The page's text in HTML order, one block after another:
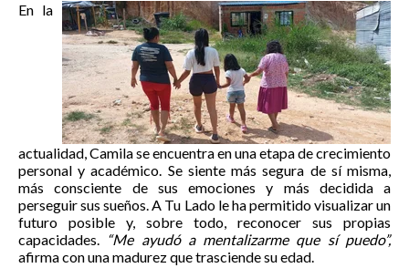
En la
actualidad, Camila se encuentra en una etapa de crecimiento
personal y académico. Se siente más segura de sí misma,
más consciente de sus emociones y más decidida a
perseguir sus sueños. A Tu Lado le ha permitido visualizar un
futuro posible y, sobre todo, reconocer sus propias
capacidades. “Me ayudó a mentalizarme que sí puedo”,
afirma con una madurez que trasciende su edad.